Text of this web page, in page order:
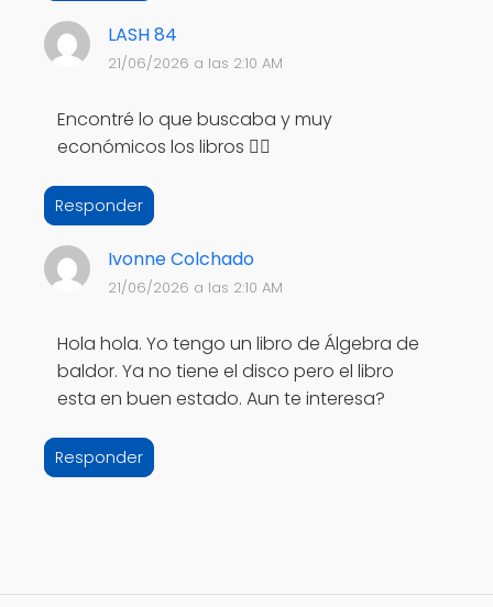
LASH 84
21/06/2026 a las 2:10 AM
Encontré lo que buscaba y muy
económicos los libros 👌🏻
Responder
Ivonne Colchado
21/06/2026 a las 2:10 AM
Hola hola. Yo tengo un libro de Álgebra de
baldor. Ya no tiene el disco pero el libro
esta en buen estado. Aun te interesa?
Responder